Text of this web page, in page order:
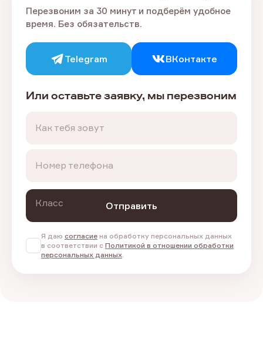
Перезвоним за 30 минут и подберём удобное
время. Без обязательств.
Telegram ВКонтакте
Или оставьте заявку, мы перезвоним
Как тебя зовут
Номер телефона
Класс Отправить
Я даю согласие на обработку персональных данных
в соответствии с Политикой в отношении обработки
персональных данных